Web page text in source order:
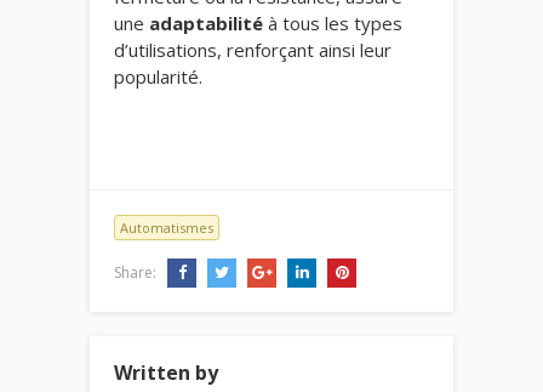
une adaptabilité à tous les types
d’utilisations, renforçant ainsi leur
popularité.
Automatismes
Share:
Written by